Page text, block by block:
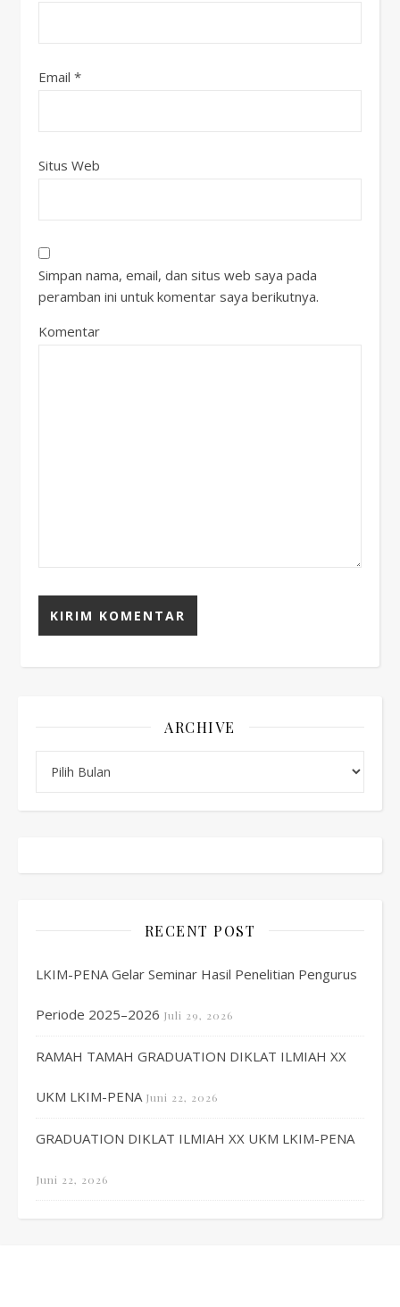
Email *
Situs Web
Simpan nama, email, dan situs web saya pada
peramban ini untuk komentar saya berikutnya.
Komentar
ARCHIVE
RECENT POST
LKIM-PENA Gelar Seminar Hasil Penelitian Pengurus
Periode 2025–2026 Juli 29, 2026
RAMAH TAMAH GRADUATION DIKLAT ILMIAH XX
UKM LKIM-PENA Juni 22, 2026
GRADUATION DIKLAT ILMIAH XX UKM LKIM-PENA
Juni 22, 2026